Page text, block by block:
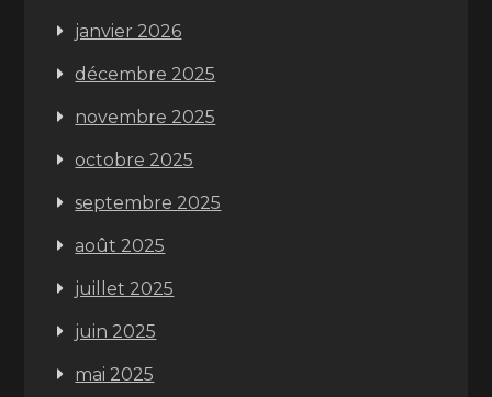
janvier 2026
décembre 2025
novembre 2025
octobre 2025
septembre 2025
août 2025
juillet 2025
juin 2025
mai 2025